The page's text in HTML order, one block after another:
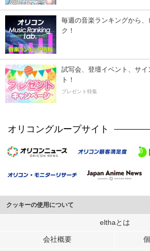
毎週の音楽ランキングから
ク！
試写会、登壇イベント、サ
ト！
プレゼント特集
オリコングループサイト
クッキーの使用について
このサイトでは Cookie を使用して、ユーザーに合
行っています。
elthaとは
会社概要